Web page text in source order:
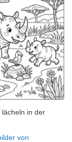
lächeln in der
von